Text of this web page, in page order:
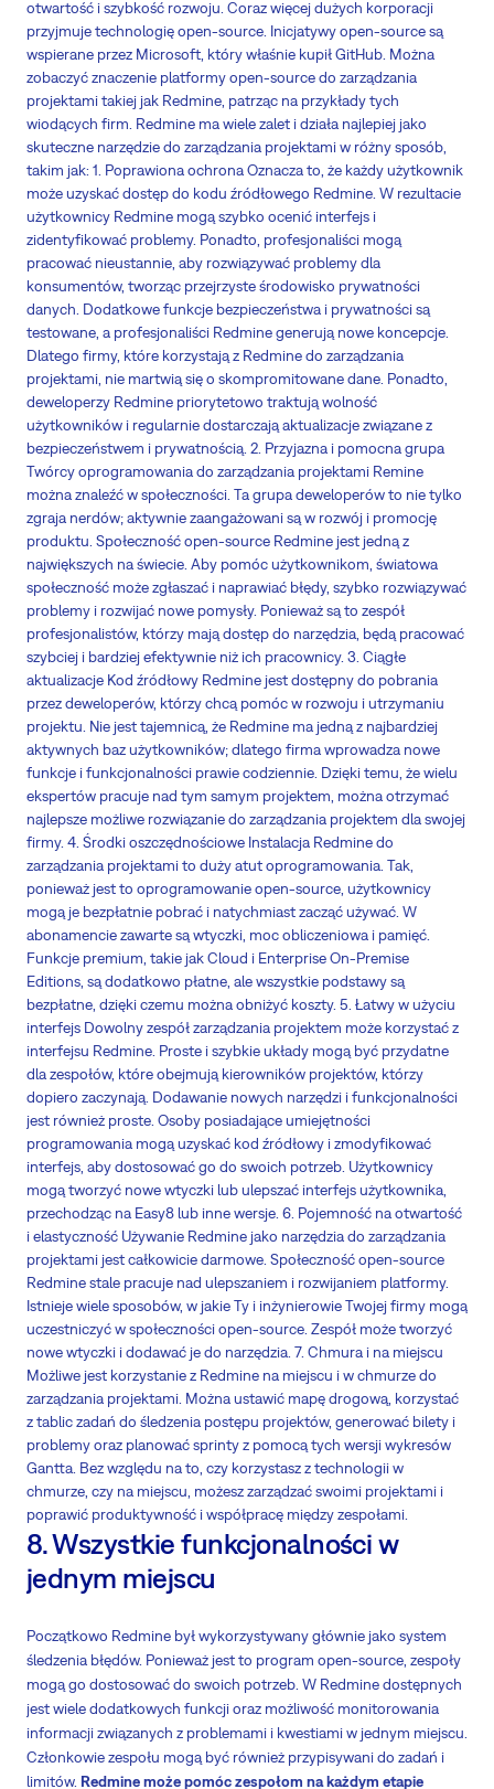
otwartość i szybkość rozwoju. Coraz więcej dużych korporacji
przyjmuje technologię open-source. Inicjatywy open-source są
wspierane przez Microsoft, który właśnie kupił GitHub. Można
zobaczyć znaczenie platformy open-source do zarządzania
projektami takiej jak Redmine, patrząc na przykłady tych
wiodących firm. Redmine ma wiele zalet i działa najlepiej jako
skuteczne narzędzie do zarządzania projektami w różny sposób,
takim jak: 1. Poprawiona ochrona Oznacza to, że każdy użytkownik
może uzyskać dostęp do kodu źródłowego Redmine. W rezultacie
użytkownicy Redmine mogą szybko ocenić interfejs i
zidentyfikować problemy. Ponadto, profesjonaliści mogą
pracować nieustannie, aby rozwiązywać problemy dla
konsumentów, tworząc przejrzyste środowisko prywatności
danych. Dodatkowe funkcje bezpieczeństwa i prywatności są
testowane, a profesjonaliści Redmine generują nowe koncepcje.
Dlatego firmy, które korzystają z Redmine do zarządzania
projektami, nie martwią się o skompromitowane dane. Ponadto,
deweloperzy Redmine priorytetowo traktują wolność
użytkowników i regularnie dostarczają aktualizacje związane z
bezpieczeństwem i prywatnością. 2. Przyjazna i pomocna grupa
Twórcy oprogramowania do zarządzania projektami Remine
można znaleźć w społeczności. Ta grupa deweloperów to nie tylko
zgraja nerdów; aktywnie zaangażowani są w rozwój i promocję
produktu. Społeczność open-source Redmine jest jedną z
największych na świecie. Aby pomóc użytkownikom, światowa
społeczność może zgłaszać i naprawiać błędy, szybko rozwiązywać
problemy i rozwijać nowe pomysły. Ponieważ są to zespół
profesjonalistów, którzy mają dostęp do narzędzia, będą pracować
szybciej i bardziej efektywnie niż ich pracownicy. 3. Ciągłe
aktualizacje Kod źródłowy Redmine jest dostępny do pobrania
przez deweloperów, którzy chcą pomóc w rozwoju i utrzymaniu
projektu. Nie jest tajemnicą, że Redmine ma jedną z najbardziej
aktywnych baz użytkowników; dlatego firma wprowadza nowe
funkcje i funkcjonalności prawie codziennie. Dzięki temu, że wielu
ekspertów pracuje nad tym samym projektem, można otrzymać
najlepsze możliwe rozwiązanie do zarządzania projektem dla swojej
firmy. 4. Środki oszczędnościowe Instalacja Redmine do
zarządzania projektami to duży atut oprogramowania. Tak,
ponieważ jest to oprogramowanie open-source, użytkownicy
mogą je bezpłatnie pobrać i natychmiast zacząć używać. W
abonamencie zawarte są wtyczki, moc obliczeniowa i pamięć.
Funkcje premium, takie jak Cloud i Enterprise On-Premise
Editions, są dodatkowo płatne, ale wszystkie podstawy są
bezpłatne, dzięki czemu można obniżyć koszty. 5. Łatwy w użyciu
interfejs Dowolny zespół zarządzania projektem może korzystać z
interfejsu Redmine. Proste i szybkie układy mogą być przydatne
dla zespołów, które obejmują kierowników projektów, którzy
dopiero zaczynają. Dodawanie nowych narzędzi i funkcjonalności
jest również proste. Osoby posiadające umiejętności
programowania mogą uzyskać kod źródłowy i zmodyfikować
interfejs, aby dostosować go do swoich potrzeb. Użytkownicy
mogą tworzyć nowe wtyczki lub ulepszać interfejs użytkownika,
przechodząc na Easy8 lub inne wersje. 6. Pojemność na otwartość
i elastyczność Używanie Redmine jako narzędzia do zarządzania
projektami jest całkowicie darmowe. Społeczność open-source
Redmine stale pracuje nad ulepszaniem i rozwijaniem platformy.
Istnieje wiele sposobów, w jakie Ty i inżynierowie Twojej firmy mogą
uczestniczyć w społeczności open-source. Zespół może tworzyć
nowe wtyczki i dodawać je do narzędzia. 7. Chmura i na miejscu
Możliwe jest korzystanie z Redmine na miejscu i w chmurze do
zarządzania projektami. Można ustawić mapę drogową, korzystać
z tablic zadań do śledzenia postępu projektów, generować bilety i
problemy oraz planować sprinty z pomocą tych wersji wykresów
Gantta. Bez względu na to, czy korzystasz z technologii w
chmurze, czy na miejscu, możesz zarządzać swoimi projektami i
poprawić produktywność i współpracę między zespołami.
8. Wszystkie funkcjonalności w
jednym miejscu
Początkowo Redmine był wykorzystywany głównie jako system
śledzenia błędów. Ponieważ jest to program open-source, zespoły
mogą go dostosować do swoich potrzeb. W Redmine dostępnych
jest wiele dodatkowych funkcji oraz możliwość monitorowania
informacji związanych z problemami i kwestiami w jednym miejscu.
Członkowie zespołu mogą być również przypisywani do zadań i
limitów. Redmine może pomóc zespołom na każdym etapie